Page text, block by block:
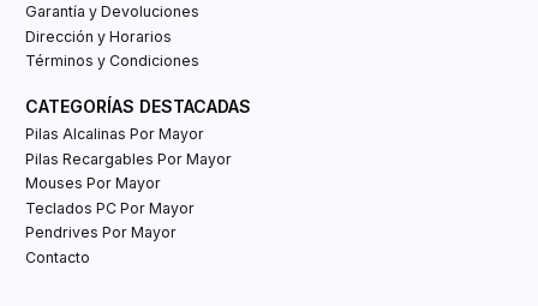
Garantía y Devoluciones
Dirección y Horarios
Términos y Condiciones
CATEGORÍAS DESTACADAS
Pilas Alcalinas Por Mayor
Pilas Recargables Por Mayor
Mouses Por Mayor
Teclados PC Por Mayor
Pendrives Por Mayor
Contacto